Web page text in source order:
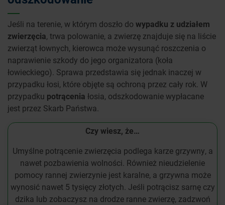
Jeśli na terenie, w którym doszło do wypadku z udziałem
zwierzęcia, trwa polowanie, a zwierzę znajduje się na liście
zwierząt łownych, kierowca może wysunąć roszczenia o
naprawienie szkody do jego organizatora (koła
łowieckiego). Sprawa przedstawia się jednak inaczej w
przypadku łosi, które objęte są ochroną przez cały rok. W
przypadku potrącenia łosia, odszkodowanie wypłacane
jest przez Skarb Państwa.
Czy wiesz, że…
Umyślne potrącenie zwierzęcia podlega karze grzywny, a
nawet pozbawienia wolności. Również nieudzielenie
pomocy rannej zwierzynie jest karalne, a grzywna może
wynosić nawet 5 tysięcy złotych. Jeśli potrącisz sarnę czy
dzika lub zobaczysz na drodze ranne zwierzę, zadzwoń